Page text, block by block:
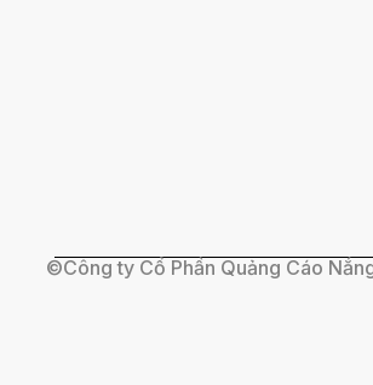
©Công ty Cổ Phần Quảng Cáo